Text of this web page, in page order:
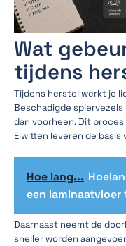
Wat
tijdens
Tijdens herstel werkt je
Beschadigde
dan voorheen. Dit
Eiwitten leveren de
Hoe lang...
een laminaatvloer
Daarnaast neemt de
sneller worden